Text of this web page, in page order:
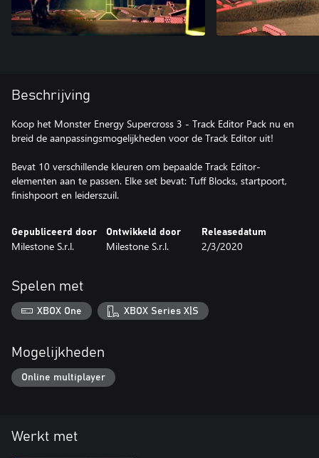
Beschrijving
Koop het Monster Energy Supercross 3 - Track Editor Pack nu en
breid de aanpassingsmogelijkheden voor de Track Editor uit!
Bevat 10 verschillende kleuren om bepaalde Track Editor-
elementen aan te passen. Elke set bevat: Tuff Blocks, startpoort,
finishpoort en leiderszuil.
Gepubliceerd door
Milestone S.r.l.
Ontwikkeld door
Milestone S.r.l.
Releasedatum
2/3/2020
Spelen met
XBOX One XBOX Series X|S
Mogelijkheden
Online multiplayer
Werkt met